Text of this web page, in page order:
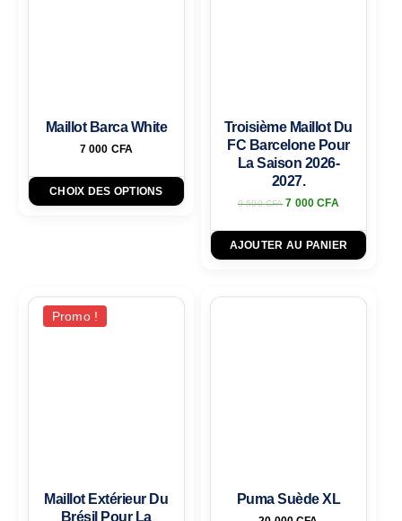
Maillot Barca White
7 000 CFA
CHOIX DES OPTIONS
Troisième Maillot Du
FC Barcelone Pour
La Saison 2026-
2027.
9 500CFA 7 000CFA
AJOUTER AU PANIER
Promo !
Maillot Extérieur Du
Brésil Pour La
Puma Suède XL